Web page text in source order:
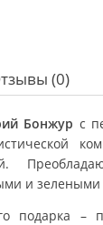
(0)
Бонжур с
и зелеными
подарка –